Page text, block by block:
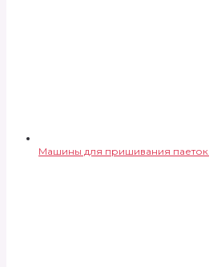
Машины для пришивания паеток